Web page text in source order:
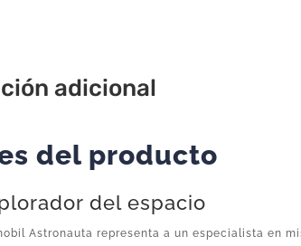
adicional
del producto
del espacio
Astronauta representa a un especialista en